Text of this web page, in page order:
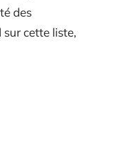
des
cette liste,